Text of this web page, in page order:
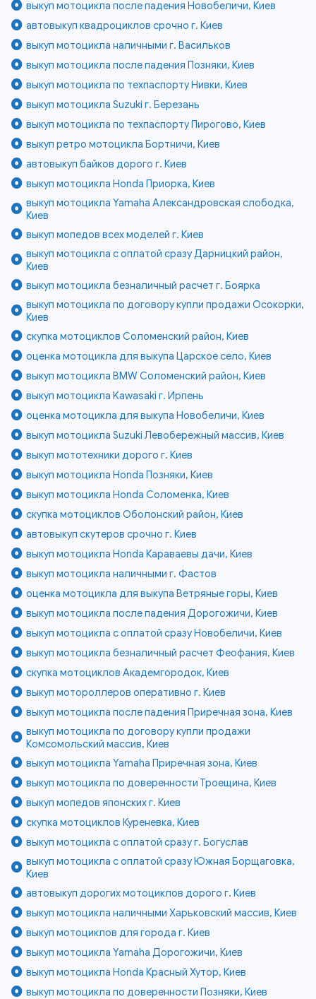
выкуп мотоцикла после падения Новобеличи, Киев
автовыкуп квадроциклов срочно г. Киев
выкуп мотоцикла наличными г. Васильков
выкуп мотоцикла после падения Позняки, Киев
выкуп мотоцикла по техпаспорту Нивки, Киев
выкуп мотоцикла Suzuki г. Березань
выкуп мотоцикла по техпаспорту Пирогово, Киев
выкуп ретро мотоцикла Бортничи, Киев
автовыкуп байков дорого г. Киев
выкуп мотоцикла Honda Приорка, Киев
выкуп мотоцикла Yamaha Александровская слободка,
Киев
выкуп мопедов всех моделей г. Киев
выкуп мотоцикла с оплатой сразу Дарницкий район,
Киев
выкуп мотоцикла безналичный расчет г. Боярка
выкуп мотоцикла по договору купли продажи Осокорки,
Киев
скупка мотоциклов Соломенский район, Киев
оценка мотоцикла для выкупа Царское село, Киев
выкуп мотоцикла BMW Соломенский район, Киев
выкуп мотоцикла Kawasaki г. Ирпень
оценка мотоцикла для выкупа Новобеличи, Киев
выкуп мотоцикла Suzuki Левобережный массив, Киев
выкуп мототехники дорого г. Киев
выкуп мотоцикла Honda Позняки, Киев
выкуп мотоцикла Honda Соломенка, Киев
скупка мотоциклов Оболонский район, Киев
автовыкуп скутеров срочно г. Киев
выкуп мотоцикла Honda Караваевы дачи, Киев
выкуп мотоцикла наличными г. Фастов
оценка мотоцикла для выкупа Ветряные горы, Киев
выкуп мотоцикла после падения Дорогожичи, Киев
выкуп мотоцикла с оплатой сразу Новобеличи, Киев
выкуп мотоцикла безналичный расчет Феофания, Киев
скупка мотоциклов Академгородок, Киев
выкуп мотороллеров оперативно г. Киев
выкуп мотоцикла после падения Приречная зона, Киев
выкуп мотоцикла по договору купли продажи
Комсомольский массив, Киев
выкуп мотоцикла Yamaha Приречная зона, Киев
выкуп мотоцикла по доверенности Троещина, Киев
выкуп мопедов японских г. Киев
скупка мотоциклов Куреневка, Киев
выкуп мотоцикла с оплатой сразу г. Богуслав
выкуп мотоцикла с оплатой сразу Южная Борщаговка,
Киев
автовыкуп дорогих мотоциклов дорого г. Киев
выкуп мотоцикла наличными Харьковский массив, Киев
выкуп мотоциклов для города г. Киев
выкуп мотоцикла Yamaha Дорогожичи, Киев
выкуп мотоцикла Honda Красный Хутор, Киев
выкуп мотоцикла по доверенности Позняки, Киев